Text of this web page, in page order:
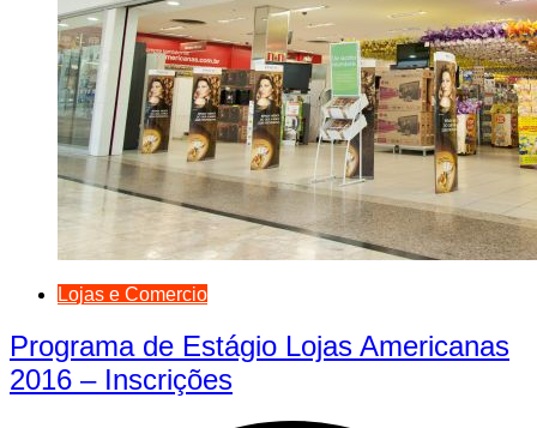
Lojas e Comercio
Programa de Estágio Lojas Americanas
2016 – Inscrições